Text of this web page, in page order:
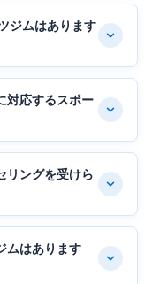
ジムはあります
対応するスポー
リングを受けら
ムはあります